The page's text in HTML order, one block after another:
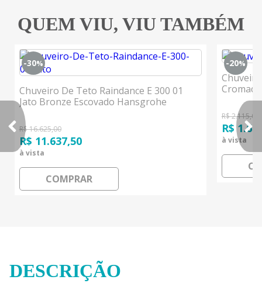
QUEM VIU, VIU TAMBÉM
-30%
Chuveiro De Teto Raindance E 300 01
Jato Bronze Escovado Hansgrohe
R$ 16.625,00
R$ 11.637,50
à vista
COMPRAR
-20%
R$ 2.115,00
R$
à vista
DESCRIÇÃO